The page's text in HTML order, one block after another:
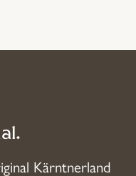
Kärntnerland